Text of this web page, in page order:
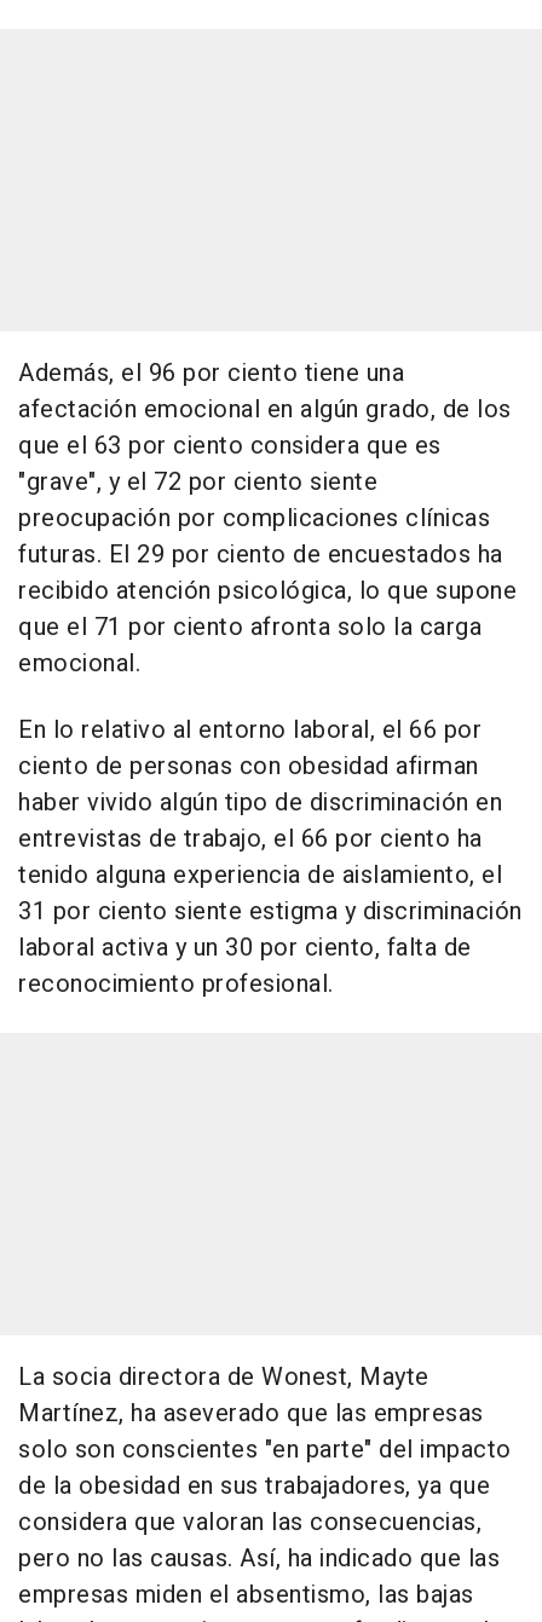
Además, el 96 por ciento tiene una
afectación emocional en algún grado, de los
que el 63 por ciento considera que es
"grave", y el 72 por ciento siente
preocupación por complicaciones clínicas
futuras. El 29 por ciento de encuestados ha
recibido atención psicológica, lo que supone
que el 71 por ciento afronta solo la carga
emocional.
En lo relativo al entorno laboral, el 66 por
ciento de personas con obesidad afirman
haber vivido algún tipo de discriminación en
entrevistas de trabajo, el 66 por ciento ha
tenido alguna experiencia de aislamiento, el
31 por ciento siente estigma y discriminación
laboral activa y un 30 por ciento, falta de
reconocimiento profesional.
La socia directora de Wonest, Mayte
Martínez, ha aseverado que las empresas
solo son conscientes "en parte" del impacto
de la obesidad en sus trabajadores, ya que
considera que valoran las consecuencias,
pero no las causas. Así, ha indicado que las
empresas miden el absentismo, las bajas